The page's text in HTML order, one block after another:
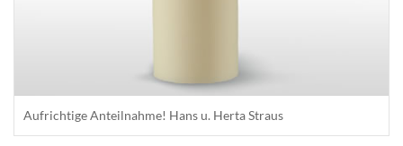
Aufrichtige Anteilnahme! Hans u. Herta Straus